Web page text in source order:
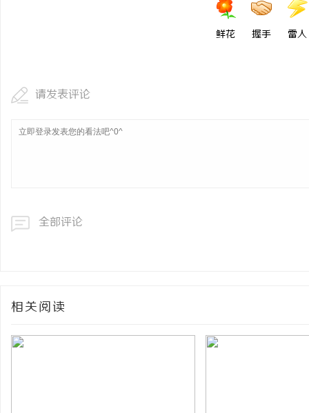
鲜花 握手 雷人
请发表评论
全部评论
相关阅读